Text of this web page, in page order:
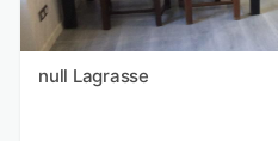
null Lagrasse